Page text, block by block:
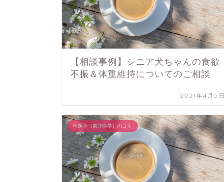
【相談事例】シニア犬ちゃんの食欲
不振＆体重維持についてのご相談
2021年4月5日
中医学（東洋医学）のコト